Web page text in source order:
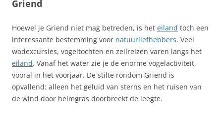
Griend
Hoewel je Griend niet mag betreden, is het eiland toch een
interessante bestemming voor natuurliefhebbers. Veel
wadexcursies, vogeltochten en zeilreizen varen langs het
eiland. Vanaf het water zie je de enorme vogelactiviteit,
vooral in het voorjaar. De stilte rondom Griend is
opvallend: alleen het geluid van sterns en het ruisen van
de wind door helmgras doorbreekt de leegte.